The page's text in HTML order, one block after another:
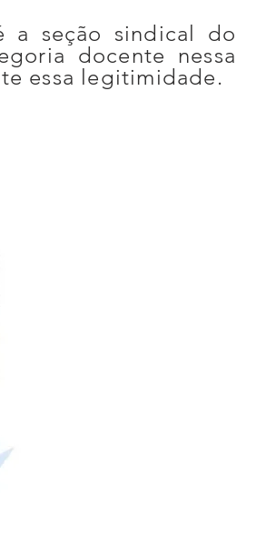
a seção sindical do
docente nessa
essa legitimidade.